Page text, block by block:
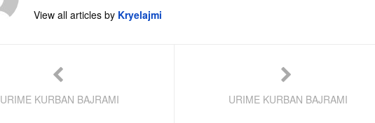
View all articles by Kryelajmi
URIME KURBAN BAJRAMI URIME KURBAN BAJRAMI